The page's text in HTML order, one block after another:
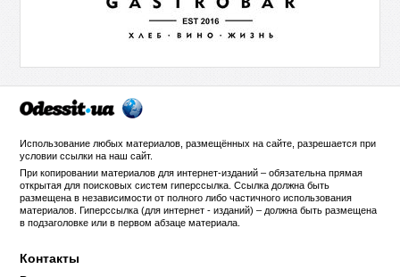
Использование любых материалов, размещённых на сайте, разрешается при
условии ссылки нанаш сайт.
При копировании материалов для интернет-изданий – обязательна прямая
открытая для поисковых систем гиперссылка. Ссылка должна быть
размещена в независимости от полного либо частичного использования
материалов. Гиперссылка (для интернет - изданий) – должна быть размещена
в подзаголовке или в первом абзаце материала.
Контакты